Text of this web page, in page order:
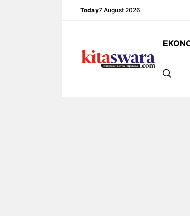
Today7 August 2026